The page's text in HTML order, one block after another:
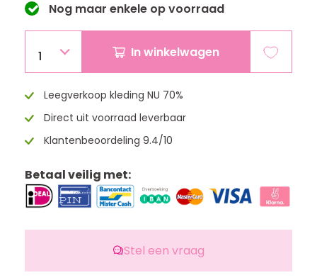
Nog maar enkele op voorraad
1 In winkelwagen
Leegverkoop kleding NU 70%
Direct uit voorraad leverbaar
Klantenbeoordeling 9.4/10
Betaal veilig met:
Stel een vraag